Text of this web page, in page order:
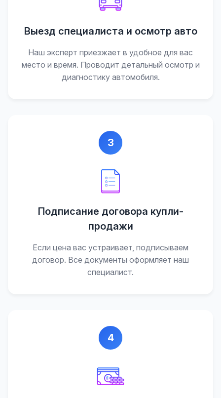
Выезд специалиста и осмотр авто
Наш эксперт приезжает в удобное для вас
место и время. Проводит детальный осмотр и
диагностику автомобиля.
3
Подписание договора купли-
продажи
Если цена вас устраивает, подписываем
договор. Все документы оформляет наш
специалист.
4